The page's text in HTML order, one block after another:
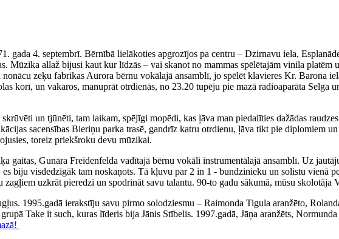
gada 4. septembrī. Bērnībā lielākoties apgrozījos pa centru – Dzirnavu iela,
Mūzika allaž bijusi kaut kur līdzās – vai skanot no mammas spēlētajām vinila
zeķu fabrikas Aurora bērnu vokālajā ansamblī, jo spēlēt klavieres Kr. Barona
korī, un vakaros, manuprāt otrdienās, no 23.20 tupēju pie mazā radioaparāta
un tjūnēti, tam laikam, spējīgi mopēdi, kas ļāva man piedalīties dažādas
sacensības Bieriņu parka trasē, gandrīz katru otrdienu, ļāva tikt pie diplomiem
toreiz priekšroku devu mūzikai.
gaitas, Gunāra Freidenfelda vadītajā bērnu vokāli instrumentālajā ansamblī. Uz
biju visdedzīgāk tam noskaņots. Tā kļuvu par 2 in 1 - bundzinieku un solistu vienā
uzkrāt pieredzi un spodrināt savu talantu. 90-to gadu sākumā, mūsu
1995.gadā ierakstīju savu pirmo solodziesmu – Raimonda Tigula aranžēto,
Take it such, kuras līderis bija Jānis Stībelis. 1997.gadā, Jāņa aranžēts,